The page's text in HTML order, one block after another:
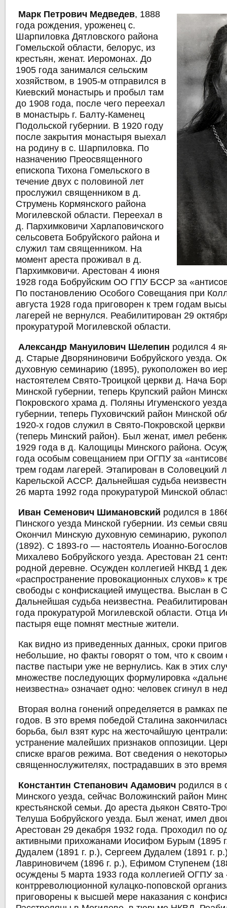
Марк Петрович Медведев, 1888
года рождения, уроженец с.
Шарпиловка Дятловского района
Гомельской области, белорус, из
крестьян, женат. Иеромонах. До
1905 года занимался сельским
хозяйством, в 1905-м отправился в
Киевский монастырь и пробыл там
до 1908 года, после чего переехал
в монастырь г. Балту-Каменец
Подольской губернии. В 1920 году
после закрытия монастыря выехал
на родину в с. Шарпиловка. По
назначению Преосвященного
епископа Тихона Гомельского в
течение двух с половиной лет
прослужил священником в д.
Струмень Кормянского района
Могилевской области. Переехал в
д. Пархимковичи Харлаповичского
сельсовета Бобруйского района и
служил там священником. На
момент ареста проживал в д.
Пархимковичи. Арестован 4 июня
1928 года Бобруйским ОО ГПУ БССР за
По постановлению Особого Совещания при
августа 1928 года приговорен к трем годам
лагерей не вернулся. Реабилитирован 29
прокуратурой Могилевской области.
Александр Мануилович Шелепин родился 4
д. Старые Дворяниновичи Бобруйского уезда.
духовную семинарию (1895), рукоположен во
настоятелем Свято-Троицкой церкви д. Нача
Минской губернии, теперь Крупский район
Покровского храма д. Поляны Игуменского
губернии, теперь Пуховичский район Минской
1920-х годов служил в Свято-Покровской
(теперь Минский район). Был женат, имел
1929 года в д. Калощицы Минского района.
года особым совещанием при ОГПУ за
трем годам лагерей. Этапирован в Соловецкий
Карельской АССР. Дальнейшая судьба
26 марта 1992 года прокуратурой Минской
Иван Семенович Шимановский родился в
Пинского уезда Минской губернии. Из семьи
Окончил Минскую духовную семинарию,
(1892). С 1893-го — настоятель Иоанно-
Михалево Бобруйского уезда. Арестован 21
родной деревне. Осужден коллегией НКВД 1
«распространение провокационных слухов» к
свободы с конфискацией имущества. Выслан в
Дальнейшая судьба неизвестна.
года прокуратурой Могилевской области. Отца
пастыря еще помнят местные жители.
Как видно из приведенных данных, сроки
небольшие, но факты говорят о том, что к своим
пастве пастыри уже не вернулись. Как в этих
множестве последующих формулировка
неизвестна» означает одно: человек сгинул в
Вторая волна гонений определяется в рамках
годов. В это время победой Сталина
борьба, был взят курс на жесточайшую
устранение малейших признаков оппозиции.
списке врагов режима. Вот сведения о
священнослужителях, пострадавших в это
Константин Степанович Адамович родился в
Минского уезда, сейчас Воложинский район
крестьянской семьи. До ареста дьякон Свято-
Телуша Бобруйского уезда. Был женат, имел
Арестован 29 декабря 1932 года. Проходил по
активными прихожанами Иосифом Бурым (1895
Дудалем (1891 г. р.), Сергеем Дудалем (1891 г.
Лавриновичем (1896 г. р.), Ефимом Ступенем
осуждены 5 марта 1933 года коллегией ОГПУ за
контрреволюционной кулацко-поповской
приговорены к высшей мере наказания с